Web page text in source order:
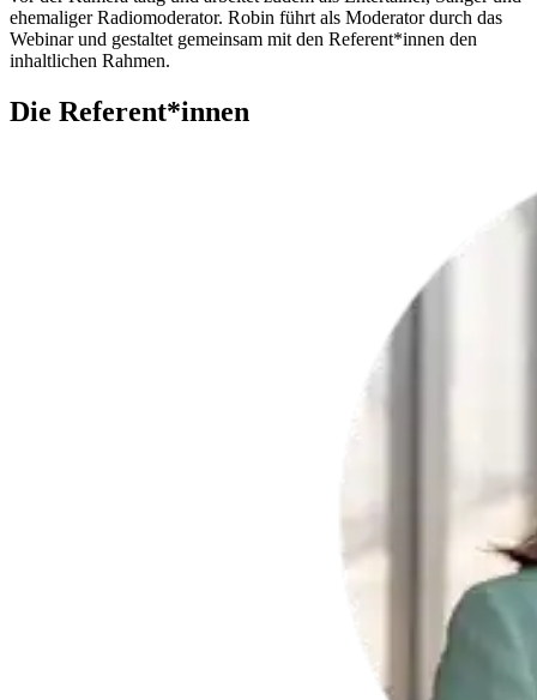
ehemaliger Radiomoderator. Robin führt als Moderator durch das
Webinar und gestaltet gemeinsam mit den Referent*innen den
inhaltlichen Rahmen.
Die Referent*innen